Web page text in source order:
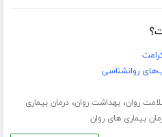
روانشناسی
روان،بهداشت روان،درمان بیماری
بیماری های روان